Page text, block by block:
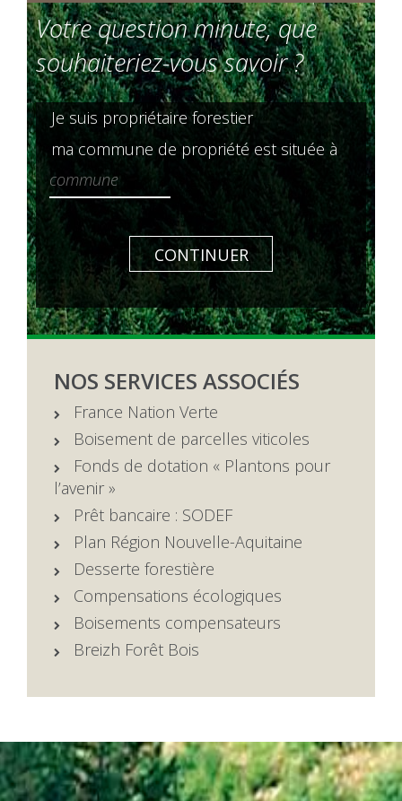
Votre question minute, que
souhaiteriez-vous savoir ?
Je suis propriétaire forestier
ma commune de propriété est située à
CONTINUER
NOS SERVICES ASSOCIÉS
France Nation Verte
Boisement de parcelles viticoles
Fonds de dotation « Plantons pour
l’avenir »
Prêt bancaire : SODEF
Plan Région Nouvelle-Aquitaine
Desserte forestière
Compensations écologiques
Boisements compensateurs
Breizh Forêt Bois